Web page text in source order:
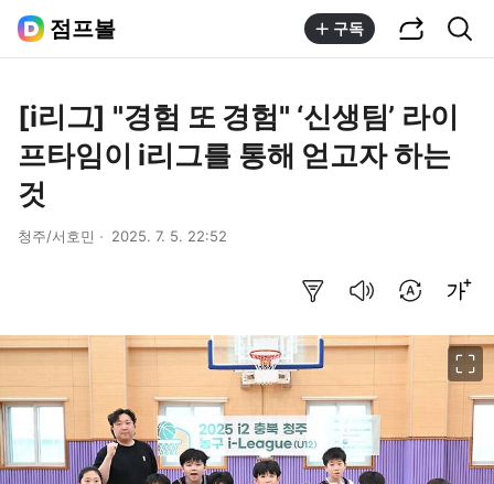
점프볼 구독
[i리그] "경험 또 경험" ‘신생팀’ 라이
프타임이 i리그를 통해 얻고자 하는
것
청주/서호민 2025. 7. 5. 22:52